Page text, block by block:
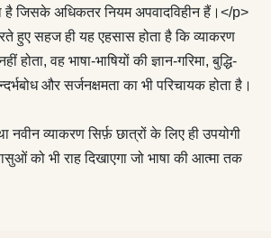
है जिसके अधिकतर नियम अपवादविहीन हैं।</p>
हुए सहज ही यह एहसास होता है कि व्याकरण
होता, वह भाषा-भाषियों की ज्ञान-गरिमा, बुद्धि-
और सर्जनक्षमता का भी परिचायक होता है।
नवीन व्याकरण सिर्फ़ छात्रों के लिए ही उपयोगी
को भी राह दिखाएगा जो भाषा की आत्मा तक